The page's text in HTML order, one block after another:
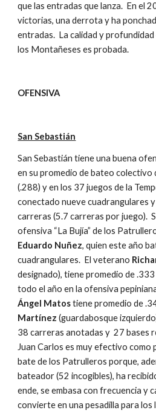
que las entradas que lanza.  En el
victorias, una derrota y ha
entradas.  La calidad y
los Montañeses es probada.
OFENSIVA
San Sebastián
San Sebastián tiene una buena
en su promedio de bateo colectivo
(.288) y en los 37 juegos de la
conectado nueve cuadrangulares
carreras (5.7 carreras por juego).
Eduardo Nuñez, quien este año
cuadrangulares.  El veterano
designado), tiene promedio de
Ángel Matos tiene promedio de
Martínez (guardabosque
38 carreras anotadas y  27 bases
Juan Carlos es muy efectivo como
bate de los Patrulleros porque,
bateador (52 incogibles), ha
ende, se embasa con frecuencia y
convierte en una pesadilla para